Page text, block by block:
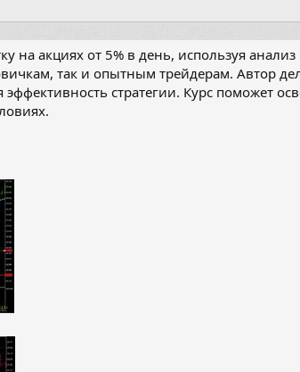
на акциях от 5% в день, используя
так и опытным трейдерам. Автор
стратегии. Курс поможет